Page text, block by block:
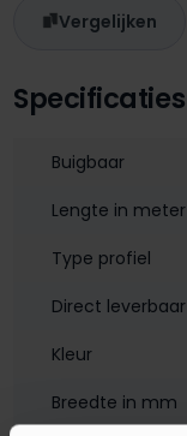
Specificaties
Buigbaar
Lengte in meter
Type profiel
Direct leverbaar
Kleur
Breedte in mm
Vergelijken